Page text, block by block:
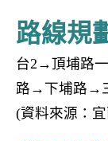
路線規
台2→頂埔路
路→下埔路→
(資料來源：